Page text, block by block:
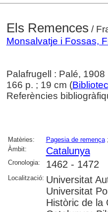
Els Remences /
Monsalvatje i Fossas,
Palafrugell : Palé, 1908
166 p. ; 19 cm (
Referències
Matèries: Pagesia de remença;
Àmbit:
Catalunya
Cronologia: 1462 - 1472
Localització: Universitat
Universitat
Històric de la